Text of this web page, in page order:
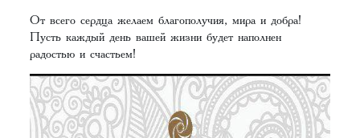
От всего сердца желаем благополучия, мира и добра!
Пусть каждый день вашей жизни будет наполнен
радостью и счастьем!